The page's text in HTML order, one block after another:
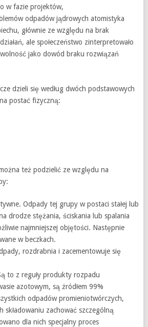
w fazie projektów,
odpadów jądrowych atomistyka
głównie ze względu na brak
ale społeczeństwo zinterpretowało
jako dowód braku rozwiązań
dzieli się według dwóch podstawowych
postać fizyczną:
też podzielić ze względu na
Odpady tej grupy w postaci stałej lub
drodze stężania, ściskania lub spalania
najmniejszej objętości. Następnie
w beczkach.
rozdrabnia i zacementowuje się
to z reguły produkty rozpadu
azotowym, są źródłem 99%
odpadów promieniotwórczych,
składowaniu zachować szczególną
dla nich specjalny proces